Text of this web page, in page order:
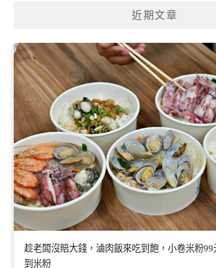
近期文章
趁老闆沒賠大錢，滷肉飯來吃到飽，小卷米粉
到米粉